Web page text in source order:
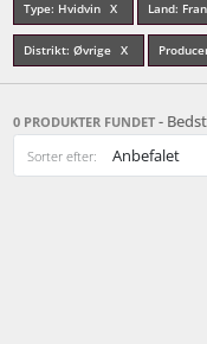
Type: Hvidvin Land:
Distrikt: Øvrige
0 PRODUKTER FUNDET -
Sorter efter: